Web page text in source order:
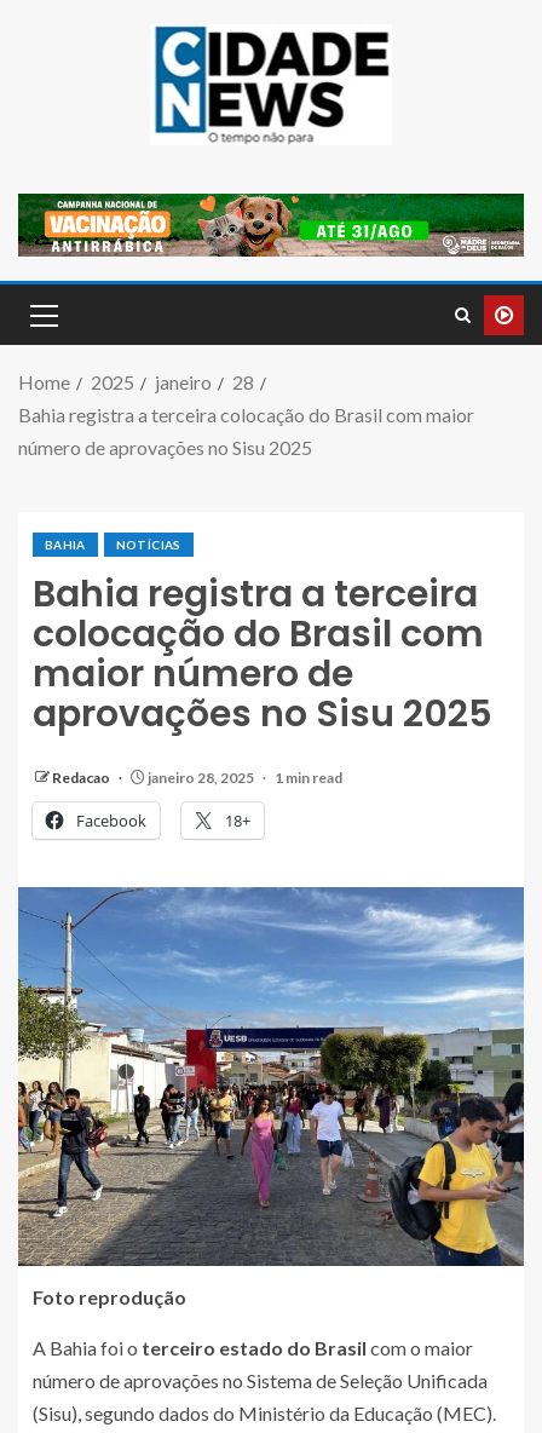
Home 2025 janeiro
28
Bahia registra a terceira colocação do Brasil com maior
número de aprovações no Sisu 2025
BAHIA NOTÍCIAS
Bahia registra a terceira
colocação do Brasil com
maior número de
aprovações no Sisu 2025
Redacao janeiro 28, 2025 1 min read
Facebook 18+
Foto reprodução
A Bahia foi o terceiro estado do Brasil com o maior
número de aprovações no Sistema de Seleção Unificada
(Sisu), segundo dados do Ministério da Educação (MEC).